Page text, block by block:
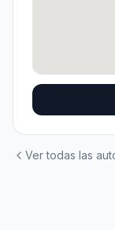
Ver todas las